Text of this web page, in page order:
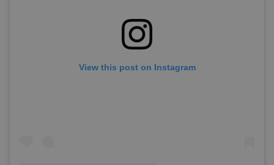
View this post on Instagram